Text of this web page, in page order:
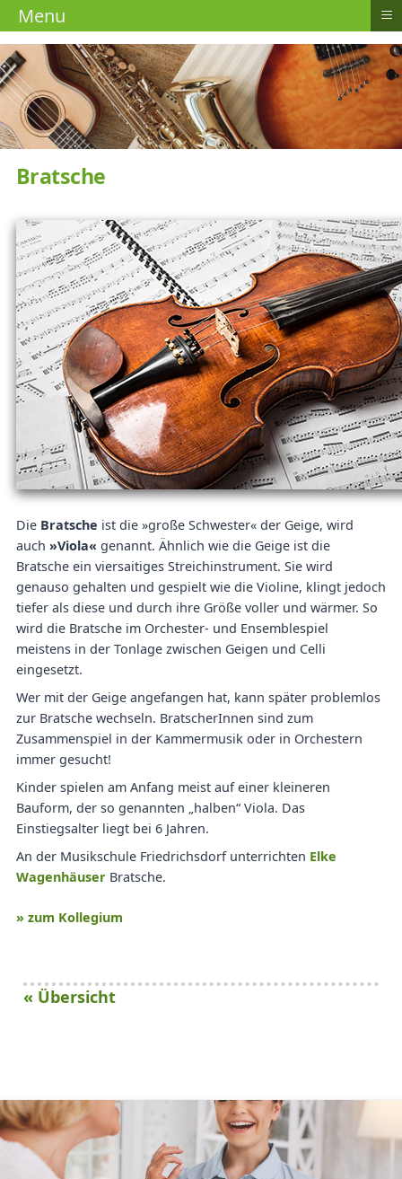
Bratsche
Die Bratsche ist die »große Schwester« der Geige, wird
auch »Viola« genannt. Ähnlich wie die Geige ist die
Bratsche ein viersaitiges Streichinstrument. Sie wird
genauso gehalten und gespielt wie die Violine, klingt jedoch
tiefer als diese und durch ihre Größe voller und wärmer. So
wird die Bratsche im Orchester- und Ensemblespiel
meistens in der Tonlage zwischen Geigen und Celli
eingesetzt.
Wer mit der Geige angefangen hat, kann später problemlos
zur Bratsche wechseln. BratscherInnen sind zum
Zusammenspiel in der Kammermusik oder in Orchestern
immer gesucht!
Kinder spielen am Anfang meist auf einer kleineren
Bauform, der so genannten „halben“ Viola. Das
Einstiegsalter liegt bei 6 Jahren.
An der Musikschule Friedrichsdorf unterrichten Elke
WagenhäuserBratsche.
» zum Kollegium
« Übersicht
Menu ≡